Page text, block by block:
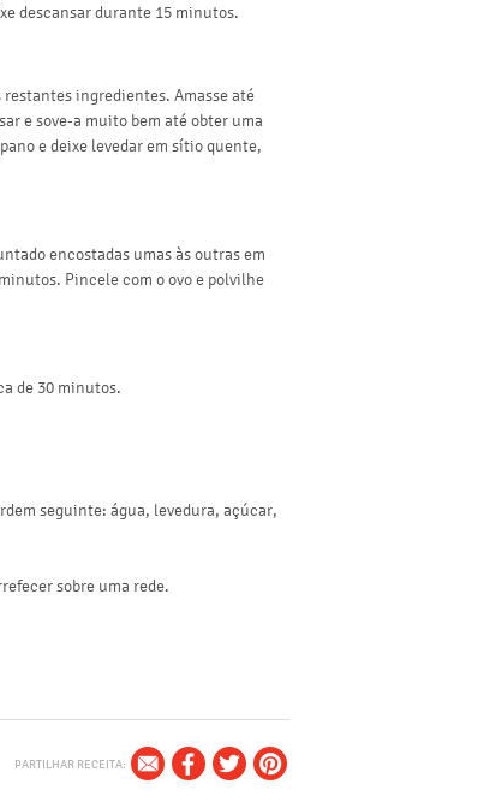
descansar durante 15 minutos.
ingredientes. Amasse até
e sove-a muito bem até obter uma
e deixe levedar em sítio quente,
encostadas umas às outras em
Pincele com o ovo e polvilhe
de 30 minutos.
seguinte: água, levedura, açúcar,
sobre uma rede.
PARTILHAR RECEITA: